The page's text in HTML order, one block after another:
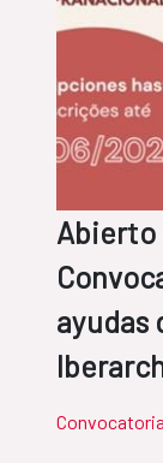
Abierto
ayudas